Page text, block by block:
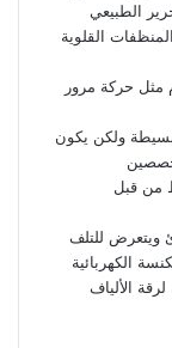
الطبيعي
القلوية
مثل حركة مرور
ولكن يكون
من قبل
ويتعرض للتلف
الكهربائية
الألياف